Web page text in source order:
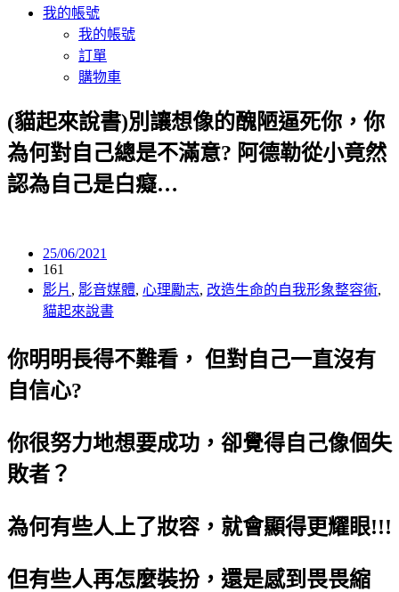
我的帳號
我的帳號
訂單
購物車
(貓起來說書)別讓想像的醜陋逼死你，你
為何對自己總是不滿意? 阿德勒從小竟然
認為自己是白癡…
25/06/2021
161
影片 , 影音媒體, 心理勵志, 改造生命的自我形象整容術,
貓起來說書
你明明長得不難看， 但對自己一直沒有
自信心?
你很努力地想要成功，卻覺得自己像個失
敗者？
為何有些人上了妝容，就會顯得更耀眼!!!
但有些人再怎麼裝扮，還是感到畏畏縮